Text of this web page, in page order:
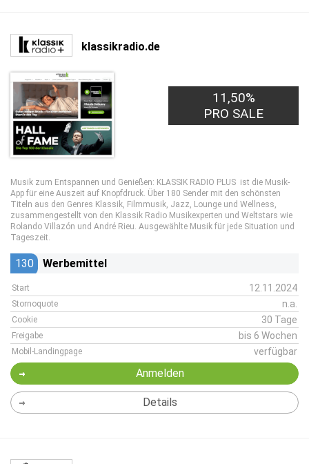
klassikradio.de
7,00€
PRO LEAD
11,50%
PRO SALE
Musik zum Entspannen und Genießen: KLASSIK RADIO PLUS ist die Musik-
App für eine Auszeit auf Knopfdruck. Über 180 Sender mit den schönsten
Titeln aus den Genres Klassik, Filmmusik, Jazz, Lounge und Wellness,
zusammengestellt von den Klassik Radio Musikexperten und Weltstars wie
Rolando Villazón und André Rieu. Ausgewählte Musik für jede Situation und
Tageszeit.
130 Werbemittel
Start 12.11.2024
Stornoquote n.a.
Cookie 30 Tage
Freigabe bis 6 Wochen
Mobil-Landingpage verfügbar
Anmelden
Details